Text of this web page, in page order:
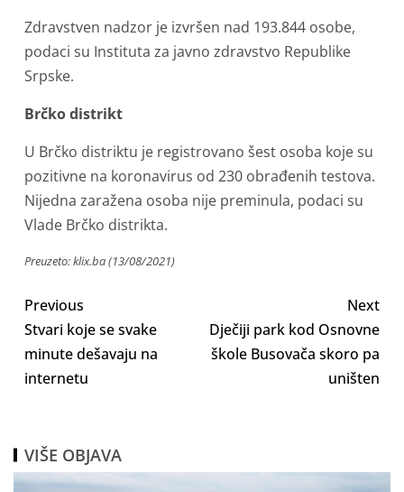
Zdravstven nadzor je izvršen nad 193.844 osobe,
podaci su Instituta za javno zdravstvo Republike
Srpske.
Brčko distrikt
U Brčko distriktu je registrovano šest osoba koje su
pozitivne na koronavirus od 230 obrađenih testova.
Nijedna zaražena osoba nije preminula, podaci su
Vlade Brčko distrikta.
Preuzeto: klix.ba (13/08/2021)
Previous
Stvari koje se svake
minute dešavaju na
internetu
Next
Dječiji park kod Osnovne
škole Busovača skoro pa
uništen
VIŠE OBJAVA